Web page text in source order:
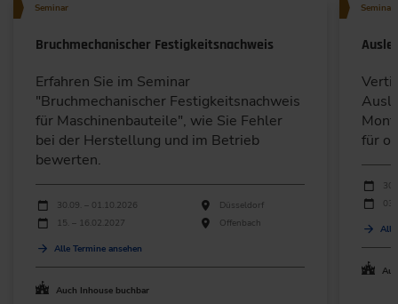
Seminar
Bruchmechanischer Festigkeitsnachweis
Erfahren Sie im Seminar
"Bruchmechanischer Festigkeitsnachweis
für Maschinenbauteile", wie Sie Fehler
bei der Herstellung und im Betrieb
bewerten.
Durchführungen
Veranstaltungsdatum Veranstaltungsort
30.09. – 01.10.2026
Düsseldorf
15. – 16.02.2027
Offenbach
Alle Termine ansehen
Auch Inhouse buchbar
Seminar
für
Alle